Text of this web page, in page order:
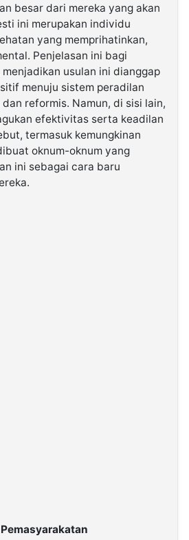
besar dari mereka yang akan
ini merupakan individu
yang memprihatinkan,
Penjelasan ini bagi
usulan ini dianggap
menuju sistem peradilan
reformis. Namun, di sisi lain,
efektivitas serta keadilan
termasuk kemungkinan
oknum-oknum yang
ini sebagai cara baru